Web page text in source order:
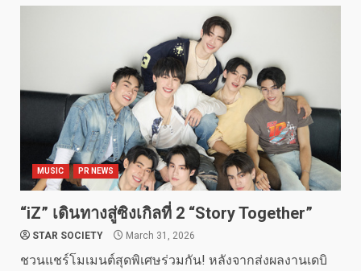
MUSIC PR NEWS
“iZ” เดินทางสู่ซิงเกิลที่ 2 “Story Together”
STAR SOCIETY March 31, 2026
ชวนแชร์โมเมนต์สุดพิเศษร่วมกัน! หลังจากส่งผลงานเดบิ